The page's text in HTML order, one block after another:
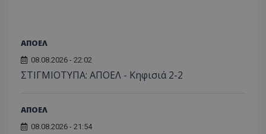
ΑΠΟΕΛ
08.08.2026 - 22:02
ΣΤΙΓΜΙΟΤΥΠΑ: ΑΠΟΕΛ - Κηφισιά 2-2
ΑΠΟΕΛ
08.08.2026 - 21:54